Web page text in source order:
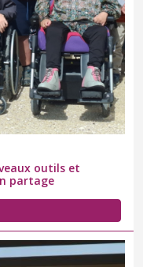
outils et
partage